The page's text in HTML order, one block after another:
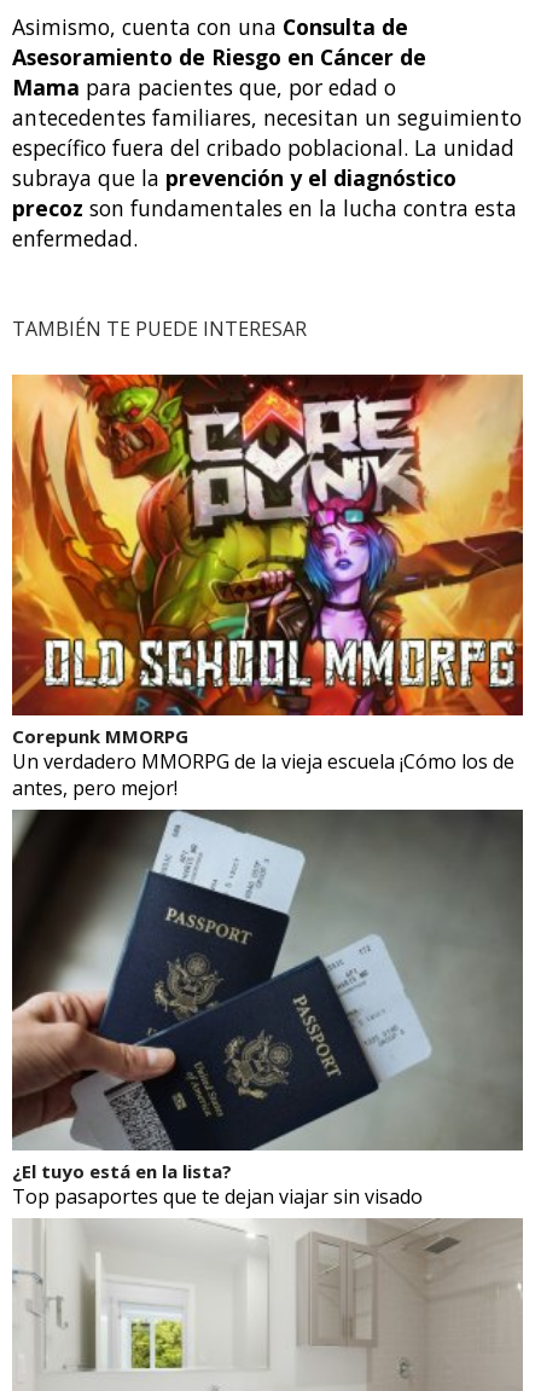
Asimismo, cuenta con una Consulta de
Asesoramiento de Riesgo en Cáncer de
Mama para pacientes que, por edad o
antecedentes familiares, necesitan un seguimiento
específico fuera del cribado poblacional. La unidad
subraya que la prevención y el diagnóstico
precoz son fundamentales en la lucha contra esta
enfermedad.
TAMBIÉN TE PUEDE INTERESAR
Corepunk MMORPG
Un verdadero MMORPG de la vieja escuela ¡Cómo los de
antes, pero mejor!
¿El tuyo está en la lista?
Top pasaportes que te dejan viajar sin visado